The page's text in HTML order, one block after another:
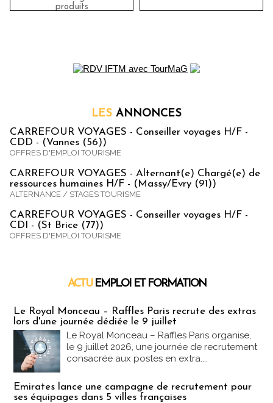
produits
LES ANNONCES
CARREFOUR VOYAGES - Conseiller voyages H/F -
CDD - (Vannes (56))
OFFRES D'EMPLOI TOURISME
CARREFOUR VOYAGES - Alternant(e) Chargé(e) de
ressources humaines H/F - (Massy/Evry (91))
ALTERNANCE / STAGES TOURISME
CARREFOUR VOYAGES - Conseiller voyages H/F -
CDI - (St Brice (77))
OFFRES D'EMPLOI TOURISME
ACTU EMPLOI ET FORMATION
Le Royal Monceau – Raffles Paris recrute des extras
lors d'une journée dédiée le 9 juillet
Le Royal Monceau – Raffles Paris organise,
le 9 juillet 2026, une journée de recrutement
consacrée aux postes en extra....
Emirates lance une campagne de recrutement pour
ses équipages dans 5 villes françaises